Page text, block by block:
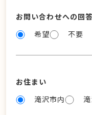
お問い合わせへの回答
希望 不要
お住まい
滝沢市内